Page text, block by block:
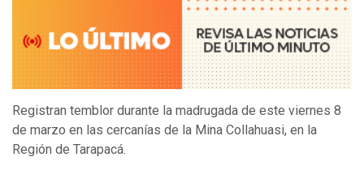
Registran temblor durante la madrugada de este viernes 8
de marzo en las cercanías de la Mina Collahuasi, en la
Región de Tarapacá.